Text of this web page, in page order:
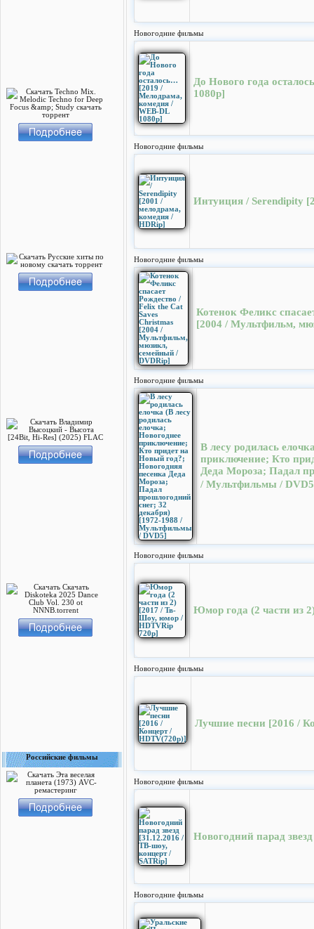
Российские фильмы
Новогодние фильмы
До Нового года
1080p]
Новогодние фильмы
Интуиция / Serendipity
Новогодние фильмы
Котенок Феликс
[2004 / Мультфильм,
Новогодние фильмы
В лесу родилась
приключение; Кто
Деда Мороза; Падал
/ Мультфильмы /
Новогодние фильмы
Юмор года (2 части из
Новогодние фильмы
Лучшие песни [2016 /
Новогодние фильмы
Новогодний парад
Новогодние фильмы